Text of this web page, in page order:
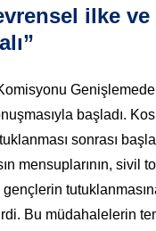
ilke
başladı.
sonrası
mensuplarının, sivil
Bu müdahalelerin